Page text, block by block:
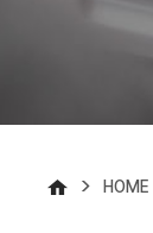
> HOME